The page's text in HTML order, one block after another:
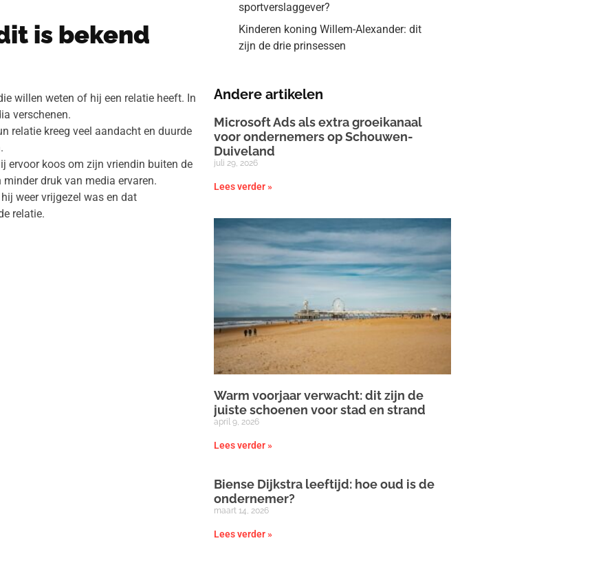
is bekend
willen weten of hij een relatie heeft. In
verschenen.
relatie kreeg veel aandacht en duurde
ervoor koos om zijn vriendin buiten de
druk van media ervaren.
weer vrijgezel was en dat
relatie.
sportverslaggever?
Kinderen koning Willem-Alexander: dit
zijn de drie prinsessen
Andere artikelen
Microsoft Ads als extra groeikanaal
voor ondernemers op Schouwen-
Duiveland
juli 29, 2026
Lees verder »
Warm voorjaar verwacht: dit zijn de
juiste schoenen voor stad en strand
april 9, 2026
Lees verder »
Biense Dijkstra leeftijd: hoe oud is de
ondernemer?
maart 14, 2026
Lees verder »